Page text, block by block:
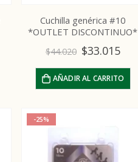
Cuchilla genérica #10
*OUTLET DISCONTINUO*
$44.020 $33.015
AÑADIR AL CARRITO
-25%